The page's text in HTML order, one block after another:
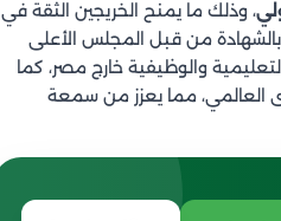
، وذلك ما يمنح الخريجين الثقة في
بالشهادة من قبل المجلس الأعلى
والوظيفية خارج مصر، كما
العالمي، مما يعزز من سمعة